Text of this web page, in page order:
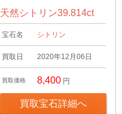
天然シトリン39.814ct
宝石名 シトリン
買取日 2020年12月06日
買取価格 8,400 円
買取宝石詳細へ